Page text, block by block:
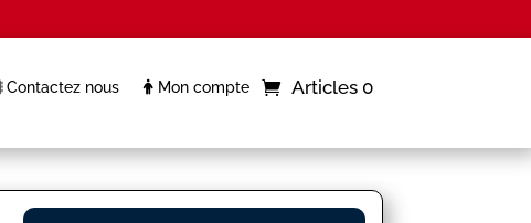
Contactez nous Mon compte Articles 0